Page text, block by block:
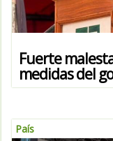
Fuerte
medidas del
País